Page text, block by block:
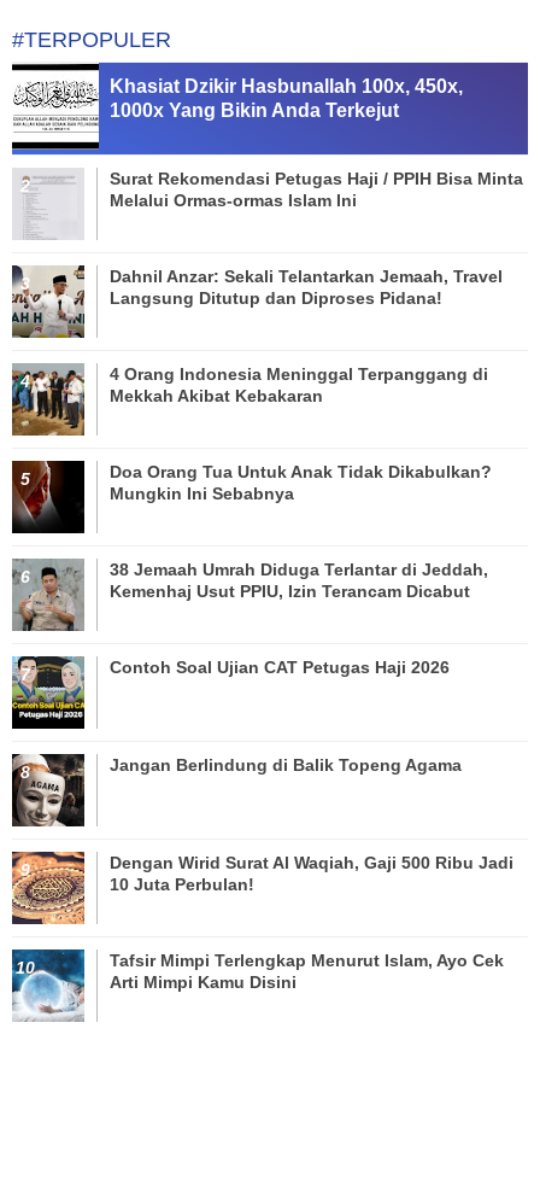
#TERPOPULER
Khasiat Dzikir Hasbunallah 100x, 450x,
1000x Yang Bikin Anda Terkejut
Surat Rekomendasi Petugas Haji / PPIH Bisa Minta
Melalui Ormas-ormas Islam Ini
Dahnil Anzar: Sekali Telantarkan Jemaah, Travel
Langsung Ditutup dan Diproses Pidana!
4 Orang Indonesia Meninggal Terpanggang di
Mekkah Akibat Kebakaran
Doa Orang Tua Untuk Anak Tidak Dikabulkan?
Mungkin Ini Sebabnya
38 Jemaah Umrah Diduga Terlantar di Jeddah,
Kemenhaj Usut PPIU, Izin Terancam Dicabut
Contoh Soal Ujian CAT Petugas Haji 2026
Jangan Berlindung di Balik Topeng Agama
Dengan Wirid Surat Al Waqiah, Gaji 500 Ribu Jadi
10 Juta Perbulan!
Tafsir Mimpi Terlengkap Menurut Islam, Ayo Cek
Arti Mimpi Kamu Disini